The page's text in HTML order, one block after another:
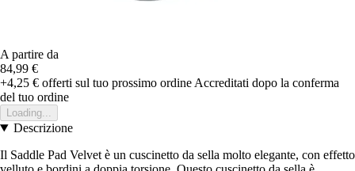
A partire da
84,99 €
+4,25 € offerti sul tuo prossimo ordine Accreditati dopo la conferma
del tuo ordine
Loading...
Descrizione
Il Saddle Pad Velvet è un cuscinetto da sella molto elegante, con effetto